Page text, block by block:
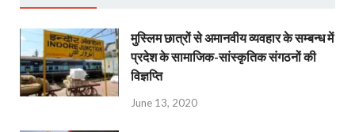
मुस्लिम छात्रों से अमानवीय व्यवहार के सम्बन्ध में
प्रदेश के सामाजिक-सांस्कृतिक संगठनों की
विज्ञप्ति
June 13, 2020